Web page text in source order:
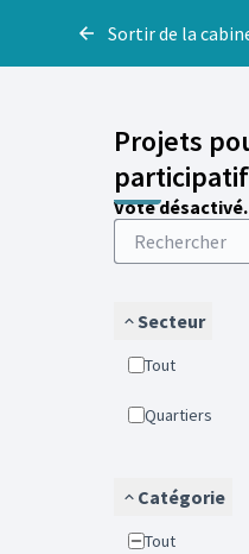
Sortir de la
Projets
Vote désactivé.
Secteur
Tout
Quartiers
Catégorie
Tout